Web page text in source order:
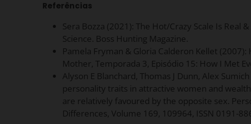
Referências
Sera Bozza (2021): The Hot/Crazy Scale Is Real
Science. Boss Hunting Magazine.
Pamela Fryman & Gloria Calderon Kellet (2007):
Mother, Temporada 3, Episódio 15: How I Met
Alyson E Blanchard, Thomas J Dunn, Alex
personality traits in attractive women and
are relatively favoured by the opposite sex.
Differences, Volume 169, 109964, ISSN 0191-